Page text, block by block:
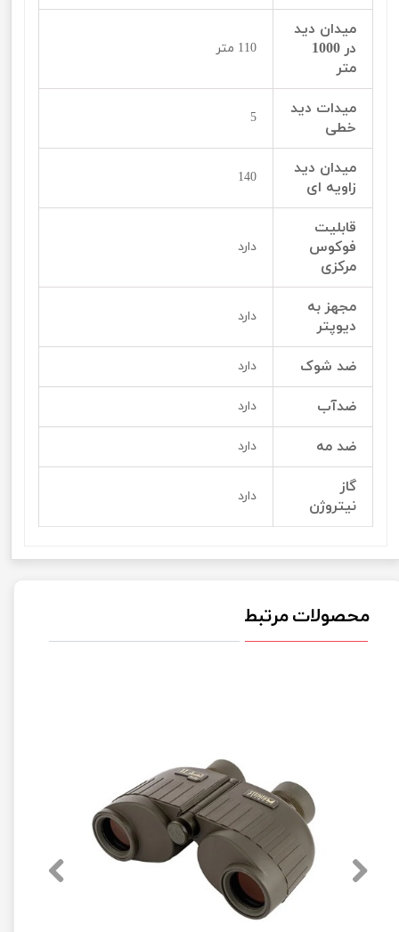
میدان دید
در 1000
متر
110 متر
میدات دید
خطی
5
میدان دید
زاویه ای
140
قابلیت
فوکوس
مرکزی
دارد
مجهز به
دیوپتر
دارد
ضد شوک دارد
ضدآب دارد
ضد مه دارد
گاز
نیتروژن
دارد
محصولات مرتبط